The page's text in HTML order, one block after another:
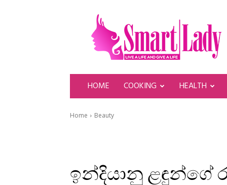
SmartLady
HOME COOKING HEALTH
Home Beauty
ඉන්දියානු ළඳුන්ගේ